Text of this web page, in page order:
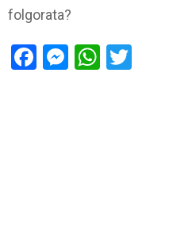
folgorata?
Facebook
Messenger